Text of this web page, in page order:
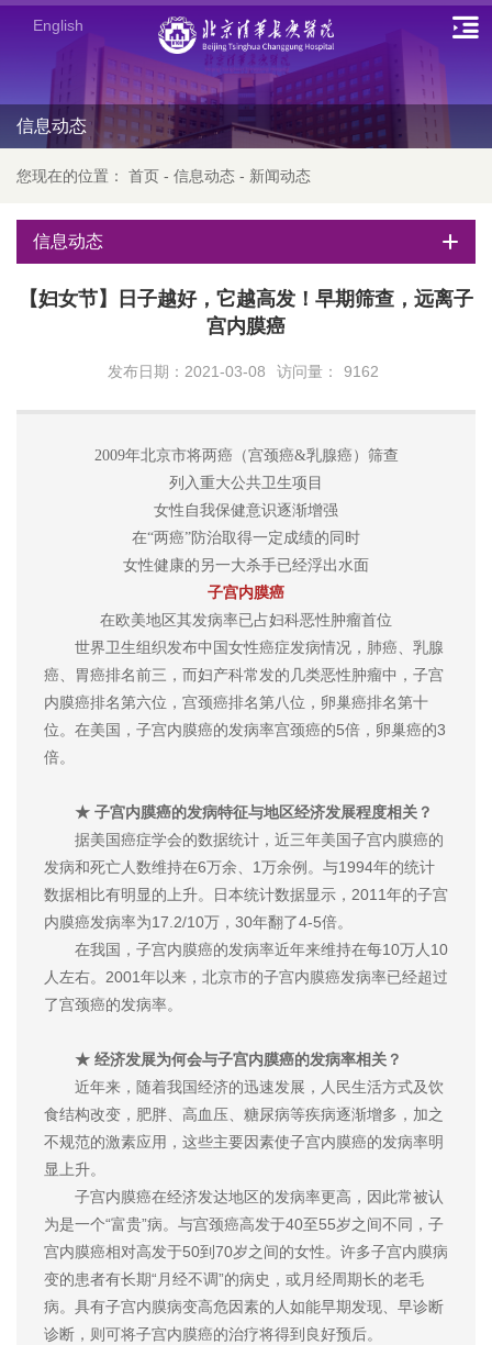
English
信息动态
您现在的位置： 首页 - 信息动态 - 新闻动态
信息动态
【妇女节】日子越好，它越高发！早期筛查，远离子
宫内膜癌
发布日期：2021-03-08 访问量： 9162
2009年北京市将两癌（宫颈癌&乳腺癌）筛查
列入重大公共卫生项目
女性自我保健意识逐渐增强
在“两癌”防治取得一定成绩的同时
女性健康的另一大杀手已经浮出水面
子宫内膜癌
在欧美地区其发病率已占妇科恶性肿瘤首位
世界卫生组织发布中国女性癌症发病情况，肺癌、乳腺
癌、胃癌排名前三，而妇产科常发的几类恶性肿瘤中，子宫
内膜癌排名第六位，宫颈癌排名第八位，卵巢癌排名第十
位。在美国，子宫内膜癌的发病率宫颈癌的5倍，卵巢癌的3
倍。
★ 子宫内膜癌的发病特征与地区经济发展程度相关？
据美国癌症学会的数据统计，近三年美国子宫内膜癌的
发病和死亡人数维持在6万余、1万余例。与1994年的统计
数据相比有明显的上升。日本统计数据显示，2011年的子宫
内膜癌发病率为17.2/10万，30年翻了4-5倍。
在我国，子宫内膜癌的发病率近年来维持在每10万人10
人左右。2001年以来，北京市的子宫内膜癌发病率已经超过
了宫颈癌的发病率。
★ 经济发展为何会与子宫内膜癌的发病率相关？
近年来，随着我国经济的迅速发展，人民生活方式及饮
食结构改变，肥胖、高血压、糖尿病等疾病逐渐增多，加之
不规范的激素应用，这些主要因素使子宫内膜癌的发病率明
显上升。
子宫内膜癌在经济发达地区的发病率更高，因此常被认
为是一个“富贵”病。与宫颈癌高发于40至55岁之间不同，子
宫内膜癌相对高发于50到70岁之间的女性。许多子宫内膜病
变的患者有长期“月经不调”的病史，或月经周期长的老毛
病。具有子宫内膜病变高危因素的人如能早期发现、早诊断
诊断，则可将子宫内膜癌的治疗将得到良好预后。